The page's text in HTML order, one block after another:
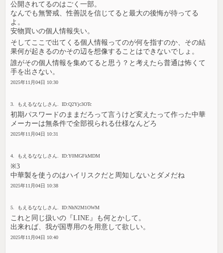
公開されてるのはごく一部。
なんでも無警戒、性善説を信じてると最大の後悔が待ってる
よ。
安物買いの個人情報失い。
そしてここで出てくる個人情報ってのが何を指すのか、その結
果何が起きるのかその辺を想像することはできないでしょ。
誰がその個人情報を集めてると思う？と考えたら普通は怖くて
手を出さない。
2025年11月04日 10:30
3. もえるななしさん. ID:Q2Yjc3OTc
初期パスワードのままだろって言うけど変えたって作った中華
メーカーは無条件で全部視られる仕様なんどろ
2025年11月04日 10:31
4. もえるななしさん. ID:Y0MGFkMDM
※3
中華製を使うのはハイリスクだと周知しないとダメだね
2025年11月04日 10:38
5. もえるななしさん. ID:NhN2M1OWM
これと同じ扱いの『LINE』も何とかして。
出来れば、我が国専用のを用意して欲しい。
2025年11月04日 10:40